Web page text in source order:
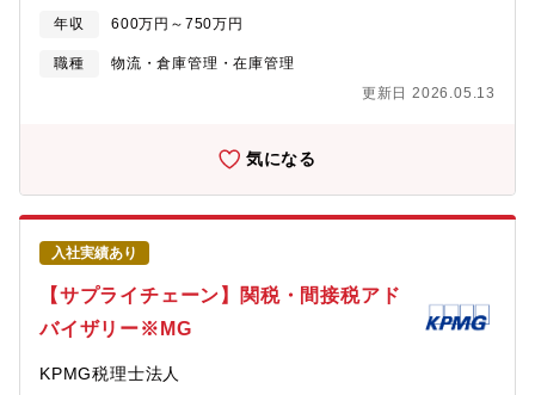
決定を推進することもあります。 ・業務改革・オペレーション
戦略の実装 所存部門のビジョン達成に向けたKPIの設定や設定
イクルの構築などを通じて、 オペレーション戦略を実行につ
の企画運営 方針、ビジョンの浸透、研修・ワークショップ、
コミュニケーション施策などを 通じて、変革を継続できる組
織づくりに貢献いただきます。 各施策の起案やファシリテー
トを実行いただきます。 ●Cross-Business Synergy チーム ・
グローバルSCM、S&OPの推進 会議体やヒアリングを通じて
海外含む各事業の需給バランスやオペレーション課題を 整理
し、在庫・製造コスト・収益性などの観点から、より良いオペレ
ーションや フロー等の業務改善や提案を実施し、運営につな
げていただきます。 ・事業横断の課題整理・改善推進 部門
して 他拠点の成功事例も活用しながら全体最適の視点で改善
券印刷機械とは：証券印刷機械は紙幣やパスポートの印刷に使わ
れる印刷機械であり、偽造防止のための特殊な印刷技術と高い信
頼性が求められます。【募集背景】海外証印ビジネスにおけるパ
図るべく募集を開始いたしました。【業務内容】海外向け紙幣印
注残、残件管理）を行いつつ、以下プロジェクトの推進を行って
いただきます。■パーツ供給オペレーション改善・過去データ分析
に基づく“高回転パーツ”の在庫化・機械停止に直結する重要パーツ
の優先在庫化（技術部門と連携）・出荷リードタイムの短縮プロ
ジェクト推進・商流・手配プロセスの再設計■パーツ標準価格の整
備・国・顧客ごとに異なっていた価格を市場価格に準じて整理・
海外拠点との価格ルール統一■チームマネジメント・見積残、受注
残、残件の進行管理・メンバーフォローおよび業務平準化・新設
係の立ち上げリーダー■海外顧客との調整（営業ではなく運用・技
グ※売り込みなどの営業活動は一切ありません【組織構成】グロ
年収 600万円～750万円
職種
物流・倉庫管理・在庫管理
更新日 2026.05.13
気になる
入社実績あり
【サプライチェーン】関税・間接税アド
バイザリー※MG
KPMG税理士法人